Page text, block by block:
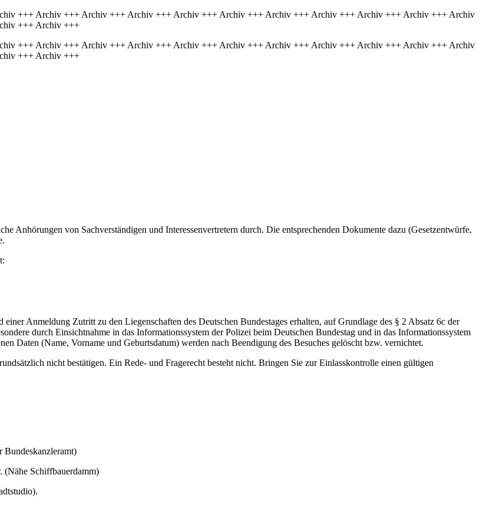
+++ Archiv +++ Archiv +++ Archiv +++ Archiv +++ Archiv +++ Archiv +++ Archiv +++ Archiv +++ Archiv +++ Archiv
+++ Archiv +++
+++ Archiv +++ Archiv +++ Archiv +++ Archiv +++ Archiv +++ Archiv +++ Archiv +++ Archiv +++ Archiv +++ Archiv
+++ Archiv +++
Anhörungen von Sachverständigen und Interessenvertretern durch. Die entsprechenden Dokumente dazu (Gesetzentwürfe,
Anmeldung Zutritt zu den Liegenschaften des Deutschen Bundestages erhalten, auf Grundlage des § 2 Absatz 6c der
durch Einsichtnahme in das Informationssystem der Polizei beim Deutschen Bundestag und in das Informationssystem
Daten (Name, Vorname und Geburtsdatum) werden nach Beendigung des Besuches gelöscht bzw. vernichtet.
nicht bestätigen. Ein Rede- und Fragerecht besteht nicht. Bringen Sie zur Einlasskontrolle einen gültigen
Bundeskanzleramt)
Schiffbauerdamm)